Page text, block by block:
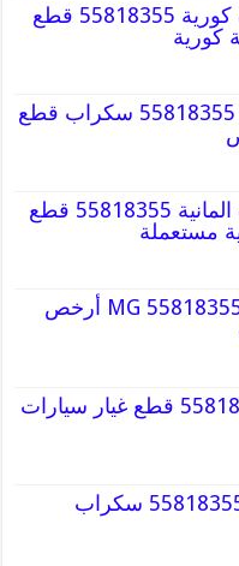
قطع غيار سيارات كورية 55818355 قطع
كورية
قطع غيار كاديلاك 55818355 سكراب قطع
قطع غيار سيارات المانية 55818355 قطع
مستعملة
قطع غيار أم جي MG 55818355 أرخص
قطع غيار كيا 55818355 قطع غيار سيارات
قطع غيار باجيرو 55818355 سكراب